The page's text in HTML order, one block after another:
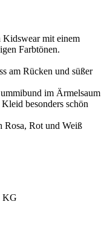
Kidswear mit einem
Farbtönen.
am Rücken und süßer
im Ärmelsaum
besonders schön
Rosa, Rot und Weiß
KG